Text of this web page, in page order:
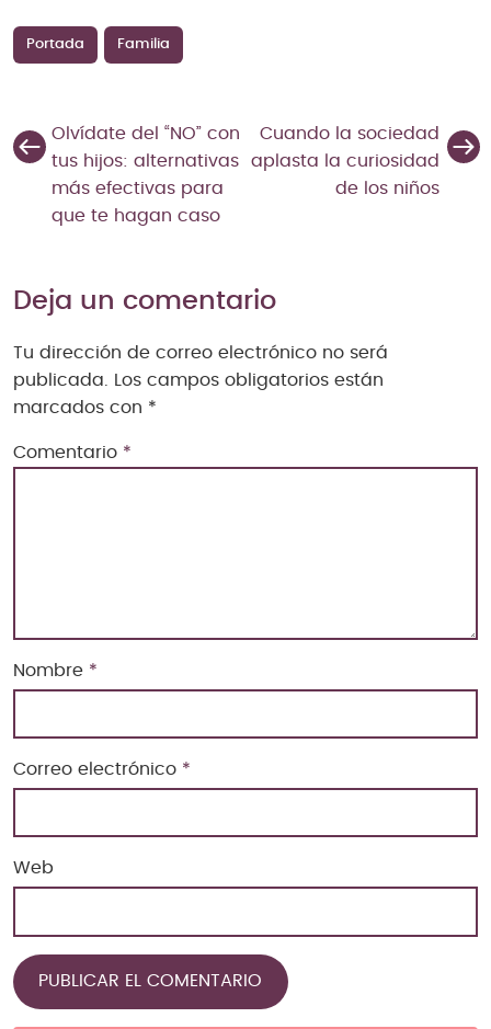
Portada Familia
Olvídate del “NO” con
tus hijos: alternativas
más efectivas para
que te hagan caso
Cuando la sociedad
aplasta la curiosidad
de los niños
Deja un comentario
Tu dirección de correo electrónico no será
publicada.
Los campos obligatorios están
marcados con *
Comentario *
Nombre *
Correo electrónico *
Web